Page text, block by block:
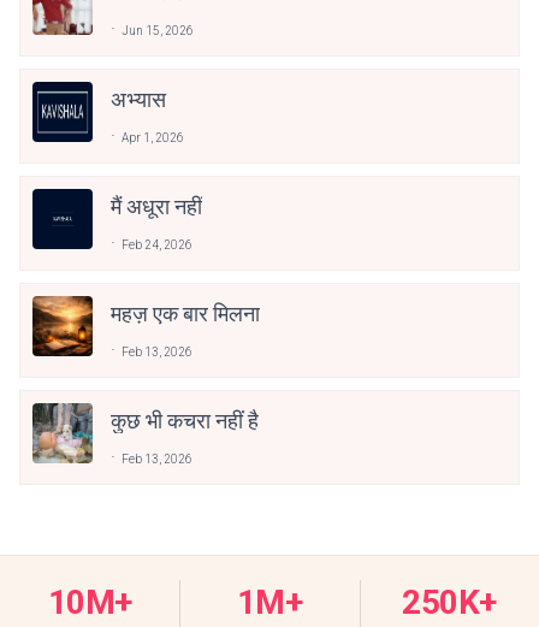
Jun 15, 2026
अभ्यास
Apr 1, 2026
मैं अधूरा नहीं
Feb 24, 2026
महज़ एक बार मिलना
Feb 13, 2026
कुछ भी कचरा नहीं है
Feb 13, 2026
10M+ 1M+ 250K+